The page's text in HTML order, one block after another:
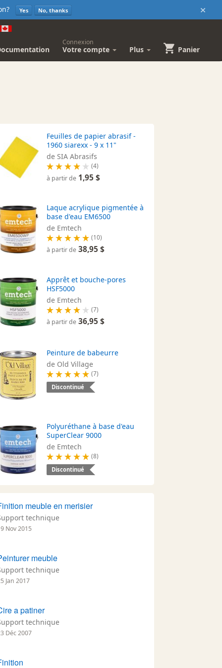
×
Yes No, thanks
Connexion
Votre compte Plus Panier
Feuilles de papier abrasif -
1960 siarexx - 9 x 11"
de SIA Abrasifs
(4)
à partir de 1,95 $
Laque acrylique pigmentée à
base d'eau EM6500
de Emtech
(10)
à partir de 38,95 $
Apprêt et bouche-pores
HSF5000
de Emtech
(7)
à partir de 36,95 $
Peinture de babeurre
de Old Village
(7)
Discontinué
Polyuréthane à base d'eau
SuperClear 9000
de Emtech
(8)
Discontinué
meuble en merisier
technique
Nov 2015
meuble
technique
Jan 2017
a patiner
technique
Déc 2007